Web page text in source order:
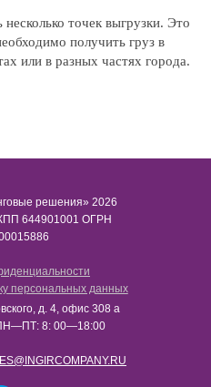
точек выгрузки. Это
получить груз в
или в разных частях города.
решения» 2026
644901001 ОГРН
персональных данных
д. 4, офис 308 а
8: 00—18:00